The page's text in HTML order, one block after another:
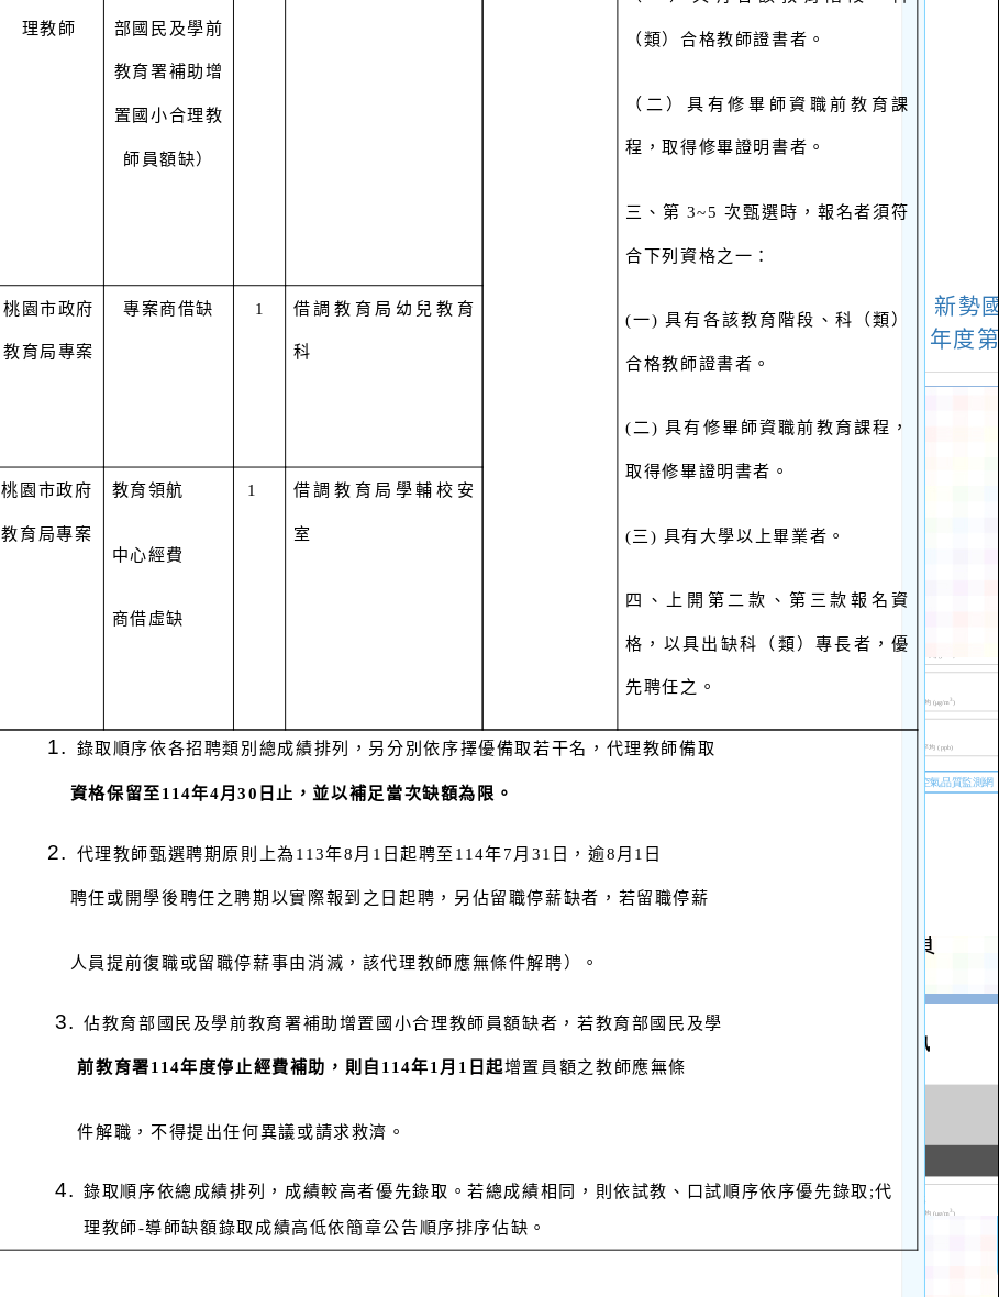
（類）合格教師證書者。
（二）具有修畢師資職前教育課
程，取得修畢證明書者。
三、第 3~5 次甄選時，報名者須符
合下列資格之一：
(一) 具有各該教育階段、科（類）
合格教師證書者。
( 二) 具有修畢師資職前教育課程，
取得修畢證明書者。
(三) 具有大學以上畢業者。
四、上開第二款、第三款報名資
格，以具出缺科（類）專長者，優
先聘任之。
理教師 部國民及學前
教育署補助增
置國小合理教
師員額缺）
桃園市政府
教育局專案
專案商借缺 1 借調教育局幼兒教育
科
桃園市政府
教育局專案
教育領航
中心經費
商借虛缺
1 借調教育局學輔校安
室
錄取順序依各招聘類別總成績排列，另分別依序擇優備取若干名，代理教師備取
資格保留至114年4月30日止，並以補足當次缺額為限。
代理教師甄選聘期原則上為 113年8月1日起聘至114年7月31日，逾8月1日
聘任或 開學後聘任之聘期以實際報到之日起聘，另佔留職停薪缺者，若留職停薪
人員提前復職或留職停薪事由消滅，該代理教師應無條件解聘）。
佔教育部國民及學前教育署補助增置國小合理教師員額缺者，若教育部國民及學
前教育署114年度停止經費補助，則自114年1月1日起增置員額之教師應無條
件解職，不得提出任何異議或請求救濟。
錄取順序依總成績排列，成績較高者優先錄取。若總成績相同，則依試教、口試順序依序優先錄取;代
理教師-導師缺額錄取成績高低依簡章公告順序排序佔缺。